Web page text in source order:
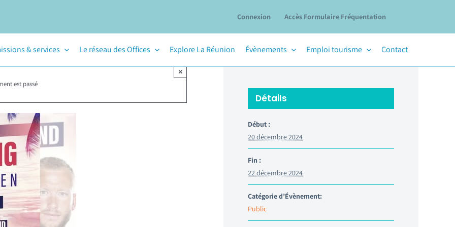
Connexion Accès Formulaire Fréquentation
& services Le réseau des Offices Explore La Réunion Évènements Emploi tourisme Contact
est passé
×
Détails
Début :
20 décembre 2024
Fin :
22 décembre 2024
Catégorie d’Évènement:
Public